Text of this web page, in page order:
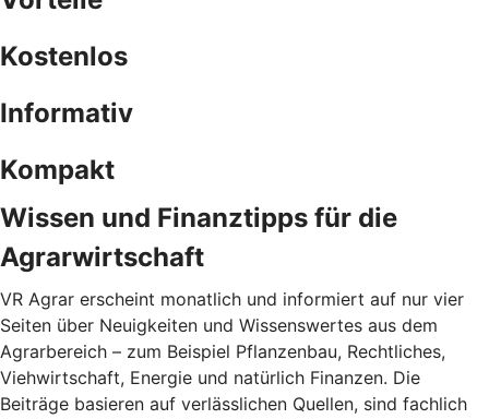
Kostenlos
Informativ
Kompakt
Wissen und Finanztipps für die
Agrarwirtschaft
VR Agrar erscheint monatlich und informiert auf nur vier
Seiten über Neuigkeiten und Wissenswertes aus dem
Agrarbereich – zum Beispiel Pflanzenbau, Rechtliches,
Viehwirtschaft, Energie und natürlich Finanzen. Die
Beiträge basieren auf verlässlichen Quellen, sind fachlich